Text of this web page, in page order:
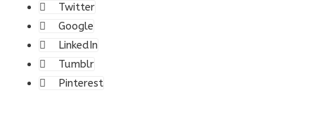
Twitter
Google
LinkedIn
Tumblr
Pinterest